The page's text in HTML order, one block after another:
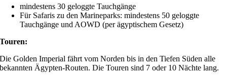
mindestens 30 geloggte Tauchgänge
Für Safaris zu den Marineparks: mindestens 50 geloggte
Tauchgänge und AOWD (per ägyptischem Gesetz)
Touren:
Die Golden Imperial fährt vom Norden bis in den Tiefen Süden alle
bekannten Ägypten-Routen. Die Touren sind 7 oder 10 Nächte lang.